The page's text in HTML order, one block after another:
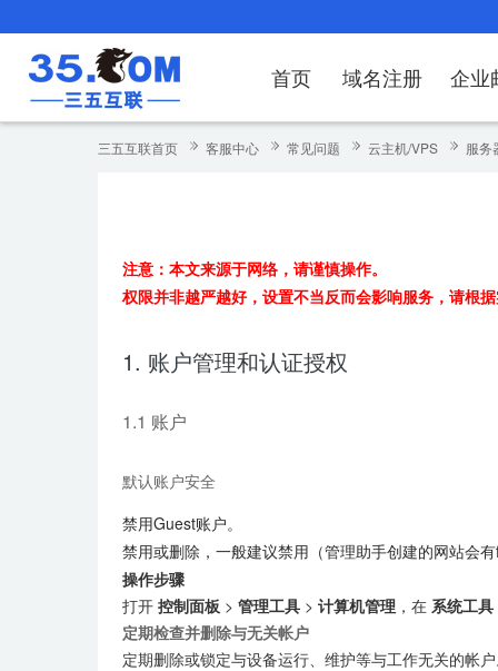
首页 域名注册
近期促销
企业
定制及品牌建站
独享型
老型号
代理型
高级版
人脉云名片
GeoTrust
三五互联首页 客服中心 常见问题 云主机/VPS 服务
注意： 本文来源于网络，请谨慎操作。
权限并非越严越好，设置不当反而会影响服务，请根
1. 账户管理和认证授权
1.1 账户
默认账户安全
禁用Guest账户。
禁用或删除，一般建议禁用（管理助手创建的网站会
操作步骤
打开 控制面板 > 管理工具 > 计算机管理 ，在 系统工具
定期检查并删除与无关帐户
定期删除或锁定与设备运行、维护等与工作无关的帐